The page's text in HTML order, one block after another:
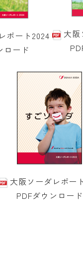
ポート2024
ロード
大阪
大阪ソーダレポー
PDFダウンロード